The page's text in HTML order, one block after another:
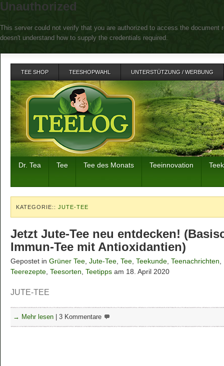
Unauthorized
This server could not verify that you are authorized to access the
doesn't understand how to supply the credentials required.
TEE SHOP TEESHOPWAHL UNTERSTÜTZUNG / WERBUNG
Dr. Tea Tee Tee des Monats Teeinnovation
KATEGORIE:: JUTE-TEE
Jetzt Jute-Tee neu entdecken!
Immun-Tee mit Antioxidantien)
Gepostet in Grüner Tee Jute-Tee Tee Teekunde Teenachrichten
Teerezepte Teesorten Teetipps am 18. April 2020
JUTE-TEE
→ Mehr lesen 3 Kommentare